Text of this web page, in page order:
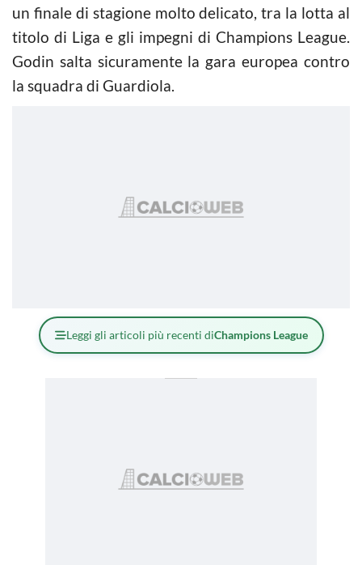
un finale di stagione molto delicato, tra la lotta al
titolo di Liga e gli impegni di Champions League.
Godin salta sicuramente la gara europea contro
la squadra di Guardiola.
Leggi gli articoli più recenti diChampions League